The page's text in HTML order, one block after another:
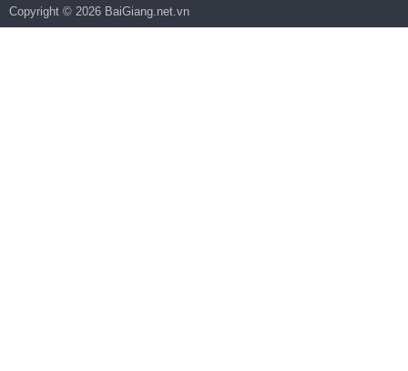
Copyright © 2026 BaiGiang.net.vn